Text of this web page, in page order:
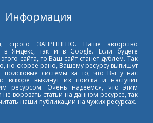
Информация
строго ЗАПРЕЩЕНО. Наше авторство
в Яндекс, так и в Google. Если будете
сайта, то Ваш сайт станет дублем. Так
но скорее рано, Вашему ресурсу выпишут
поисковые системы за то, что Вы у нас
вскоре выкинут из поиска и наступит
ресурсом. Очень надеемся, что этим
воровать статьи на данном ресурсе, так
наши публикации на чужих ресурсах.